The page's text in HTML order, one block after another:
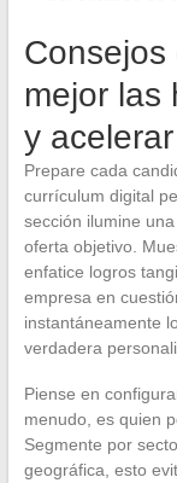
Consejos
mejor las
y
Prepare cada
currículum digital
sección ilumine
oferta objetivo.
enfatice logros
empresa en
instantáneamente
verdadera
Piense en
menudo, es quien
Segmente por
geográfica, esto